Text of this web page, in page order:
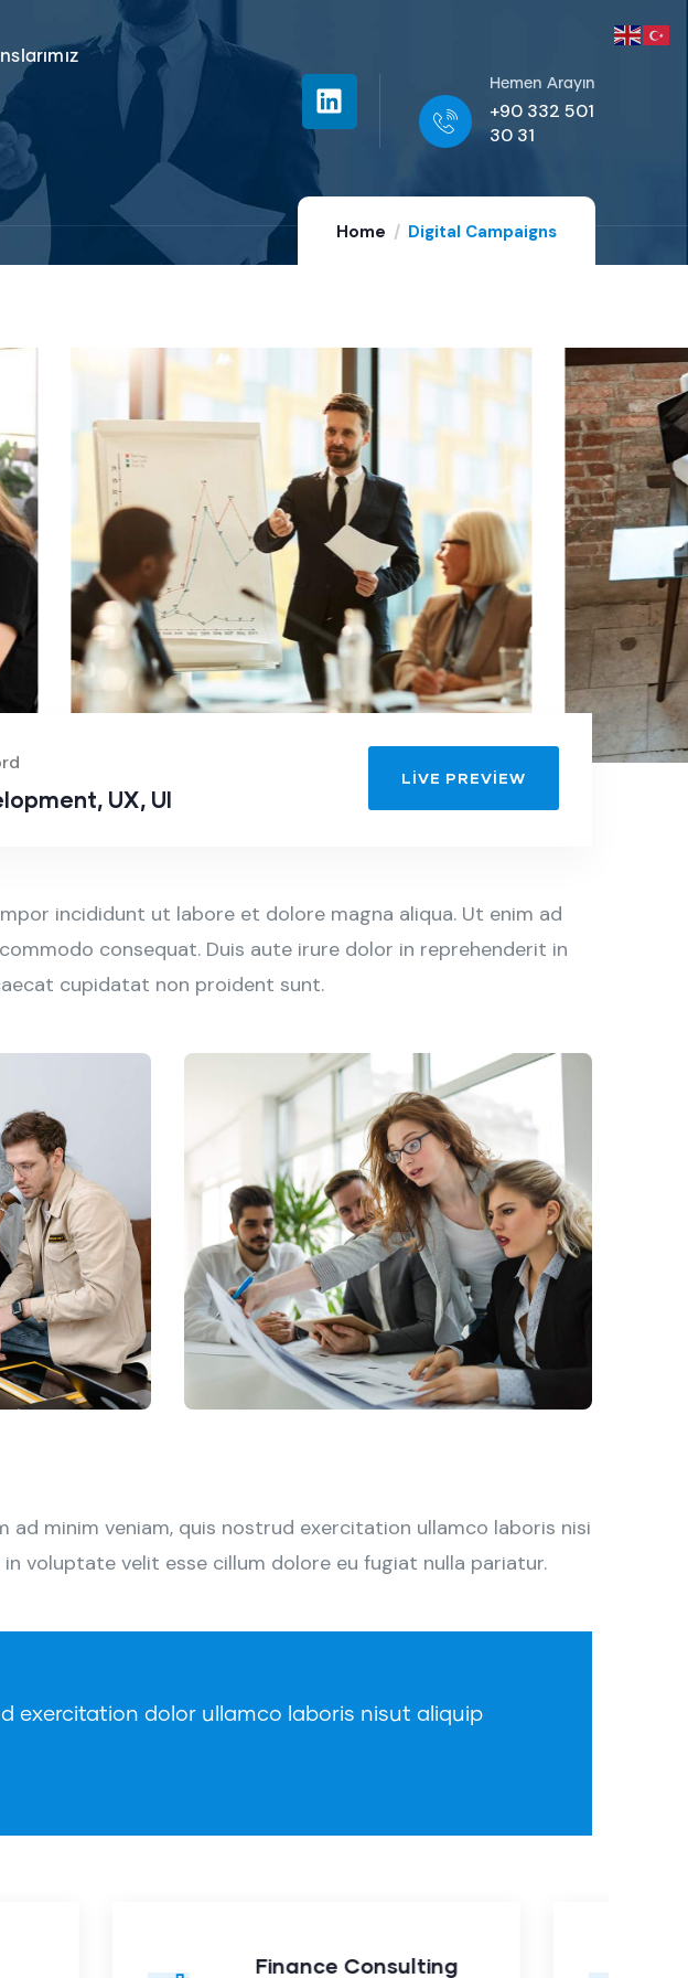
Hemen Arayın
+90 332 501
30 31
Home Digital Campaigns
UX, UI
LIVE PREVIEW
incididunt ut labore et dolore magna aliqua. Ut enim ad
consequat. Duis aute irure dolor in reprehenderit in
cupidatat non proident sunt.
minim veniam, quis nostrud exercitation ullamco laboris nisi
voluptate velit esse cillum dolore eu fugiat nulla pariatur.
exercitation dolor ullamco laboris nisut aliquip
Banking Advising